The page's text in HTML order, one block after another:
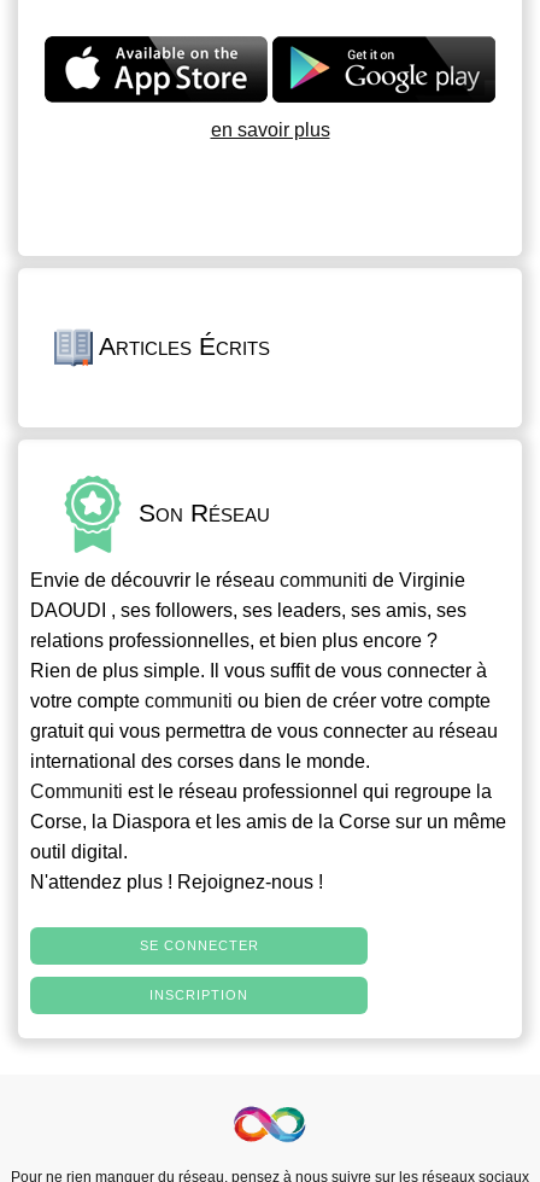
en savoir plus
Articles Écrits
Son Réseau
Envie de découvrir le réseau communiti de Virginie
DAOUDI , ses followers, ses leaders, ses amis, ses
relations professionnelles, et bien plus encore ?
Rien de plus simple. Il vous suffit de vous connecter à
votre compte communiti ou bien de créer votre compte
gratuit qui vous permettra de vous connecter au réseau
international des corses dans le monde.
Communiti est le réseau professionnel qui regroupe la
Corse, la Diaspora et les amis de la Corse sur un même
outil digital.
N'attendez plus ! Rejoignez-nous !
SE CONNECTER
INSCRIPTION
Pour ne rien manquer du réseau, pensez à nous suivre sur les réseaux sociaux